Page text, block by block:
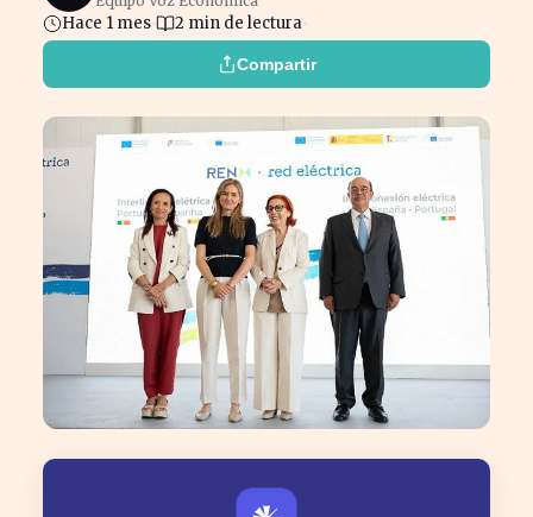
Hace 1 mes 2 min de lectura
Compartir